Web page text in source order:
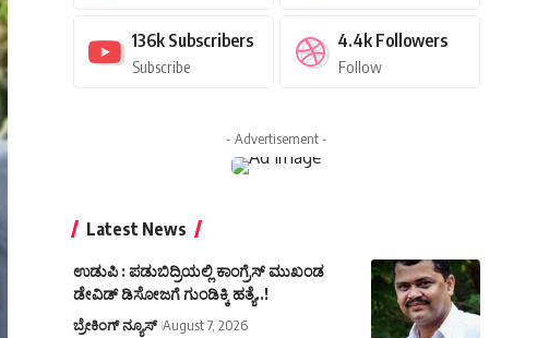
136k Subscribers
Subscribe
4.4k Followers
Follow
- Advertisement -
Latest News
ಉಡುಪಿ : ಪಡುಬಿದ್ರಿಯಲ್ಲಿ ಕಾಂಗ್ರೆಸ್ ಮುಖಂಡ
ಡೇವಿಡ್ ಡಿಸೋಜಗೆ ಗುಂಡಿಕ್ಕಿ ಹತ್ಯೆ..!
ಬ್ರೇಕಿಂಗ್ ನ್ಯೂಸ್ August 7, 2026